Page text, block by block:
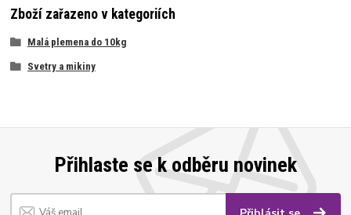
Zboží zařazeno v kategoriích
Malá plemena do 10kg
Svetry a mikiny
Přihlaste se k odběru novinek